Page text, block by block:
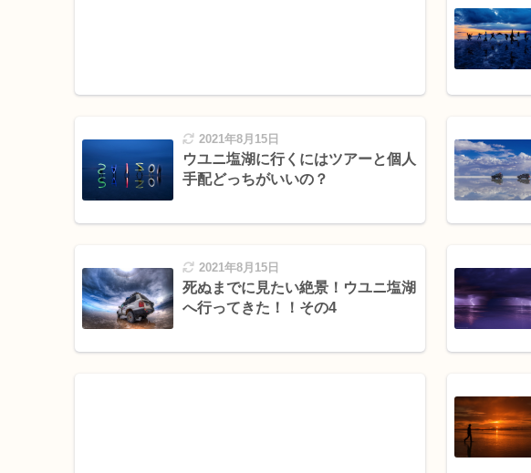
2021年8月15日
ウユニ塩湖に行くにはツアーと個人
手配どっちがいいの？
2021年8月15日
死ぬまでに見たい絶景！ウユニ塩湖
へ行ってきた！！その4